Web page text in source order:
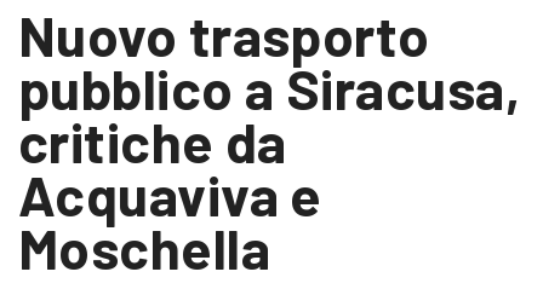
Nuovo trasporto
pubblico a Siracusa,
critiche da
Acquaviva e
Moschella